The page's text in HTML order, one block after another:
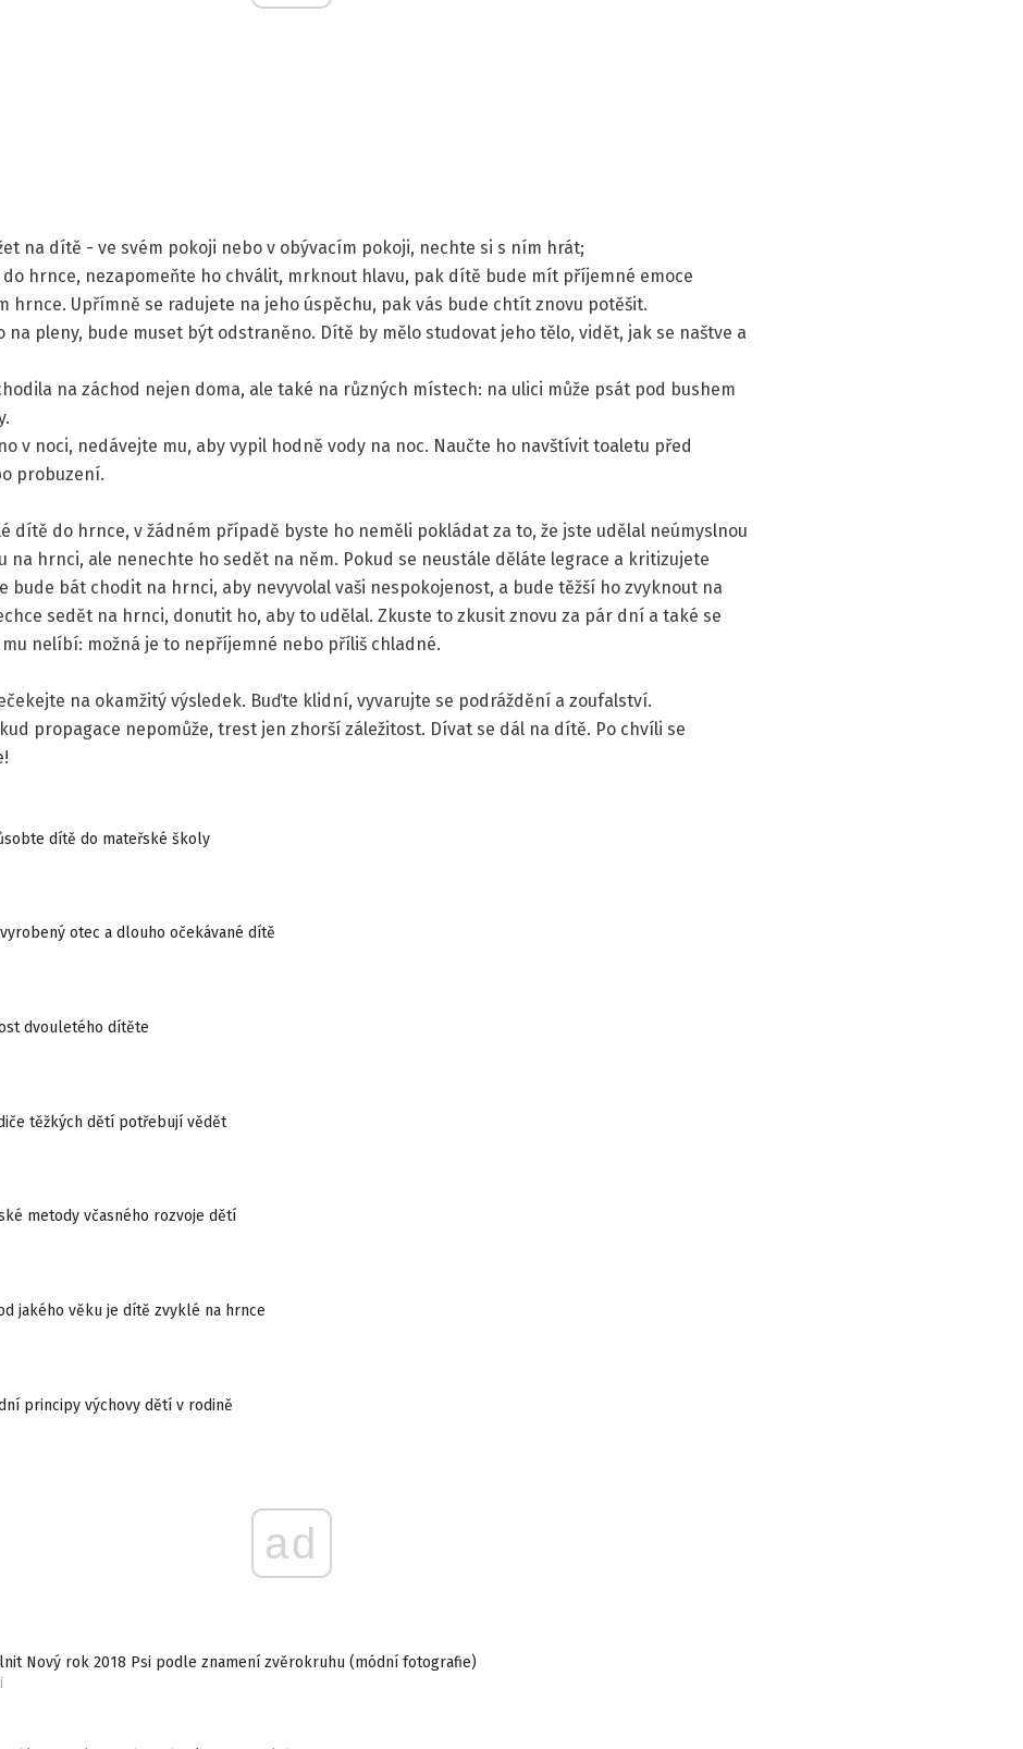
na dítě - ve svém pokoji nebo v obývacím pokoji, nechte si s ním hrát;
hrnce, nezapomeňte ho chválit, mrknout hlavu, pak dítě bude mít příjemné emoce
hrnce. Upřímně se radujete na jeho úspěchu, pak vás bude chtít znovu potěšit.
na pleny, bude muset být odstraněno. Dítě by mělo studovat jeho tělo, vidět, jak se naštve a
na záchod nejen doma, ale také na různých místech: na ulici může psát pod bushem
v noci, nedávejte mu, aby vypil hodně vody na noc. Naučte ho navštívit toaletu před
probuzení.
dítě do hrnce, v žádném případě byste ho neměli pokládat za to, že jste udělal neúmyslnou
na hrnci, ale nenechte ho sedět na něm. Pokud se neustále děláte legrace a kritizujete
bude bát chodit na hrnci, aby nevyvolal vaši nespokojenost, a bude těžší ho zvyknout na
sedět na hrnci, donutit ho, aby to udělal. Zkuste to zkusit znovu za pár dní a také se
nelíbí: možná je to nepříjemné nebo příliš chladné.
na okamžitý výsledek. Buďte klidní, vyvarujte se podráždění a zoufalství.
propagace nepomůže, trest jen zhorší záležitost. Dívat se dál na dítě. Po chvíli se
dítě do mateřské školy
otec a dlouho očekávané dítě
dvouletého dítěte
těžkých dětí potřebují vědět
metody včasného rozvoje dětí
jakého věku je dítě zvyklé na hrnce
principy výchovy dětí v rodině
ad
Nový rok 2018 Psi podle znamení zvěrokruhu (módní fotografie)